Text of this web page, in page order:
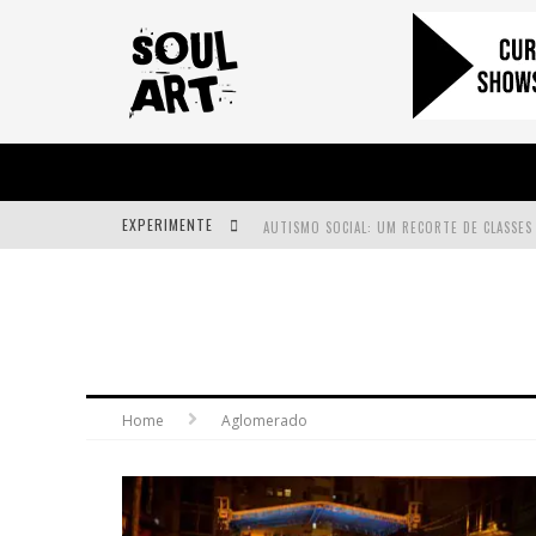
EXPERIMENTE
Home Aglomerado